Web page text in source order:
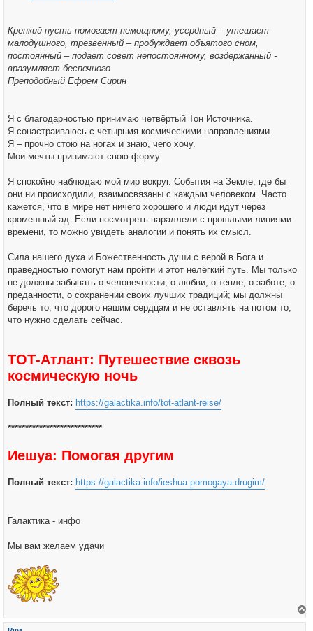
Крепкий пусть помогает немощному, усердный – утешает
малодушного, трезвенный – пробуждает объятого сном,
постоянный – подает совет непостоянному, воздержанный -
вразумляет беспечного.
Преподобный Ефрем Сирин
Я с благодарностью принимаю четвёртый Тон Источника.
Я сонастраиваюсь с четырьмя космическими направлениями.
Я – прочно стою на ногах и знаю, чего хочу.
Мои мечты принимают свою форму.
Я спокойно наблюдаю мой мир вокруг. События на Земле, где бы
они ни происходили, взаимосвязаны с каждым человеком. Часто
кажется, что в мире нет ничего хорошего и люди идут через
кромешный ад. Если посмотреть параллели с прошлыми линиями
времени, то можно увидеть аналогии и понять их смысл.
Сила нашего духа и Божественность души с верой в Бога и
праведностью помогут нам пройти и этот нелёгкий путь. Мы только
не должны забывать о человечности, о любви, о тепле, о заботе, о
преданности, о сохранении своих лучших традиций; мы должны
беречь то, что дорого нашим сердцам и не оставлять на потом то,
что нужно сделать сейчас.
ТОТ-Атлант: Путешествие сквозь
космическую ночь
Полный текст: https://galactika.info/tot-atlant-reise/
***************************
Иешуа: Помогая другим
Полный текст: https://galactika.info/ieshua-pomogaya-drugim/
Галактика - инфо
Мы вам желаем удачи